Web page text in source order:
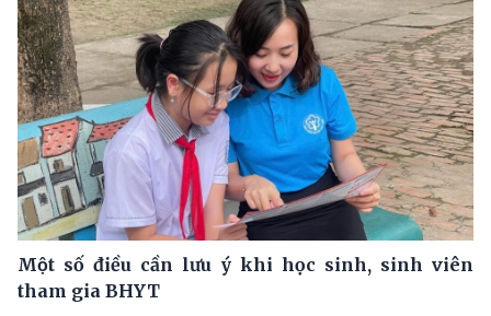
Một số điều cần lưu ý khi học sinh, sinh viên
tham gia BHYT